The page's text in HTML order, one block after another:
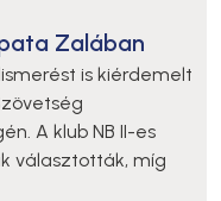
Zalában
is kiérdemelt
A klub NB II-es
választották, míg